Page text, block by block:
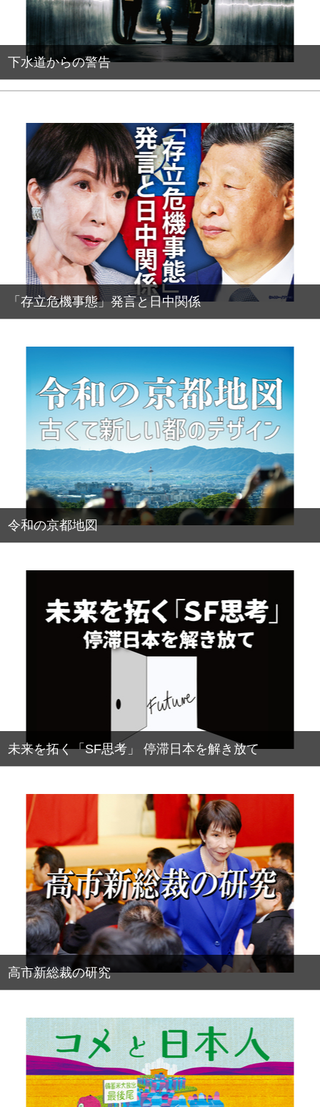
下水道からの警告
PR
「存立危機事態」発言と日中関係
令和の京都地図
未来を拓く「SF思考」 停滞日本を解き放て
高市新総裁の研究